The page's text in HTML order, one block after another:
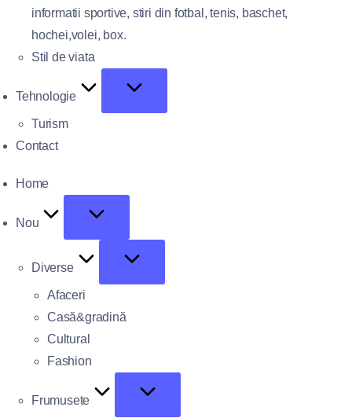
informatii sportive, stiri din fotbal, tenis, baschet,
hochei,volei, box.
Stil de viata
Tehnologie
Turism
Contact
Home
Nou
Diverse
Afaceri
Casă&gradină
Cultural
Fashion
Frumusete